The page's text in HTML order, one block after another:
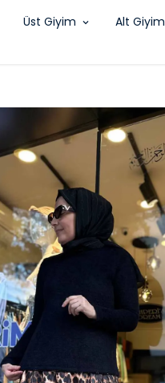
Üst Giyim Alt Giyim